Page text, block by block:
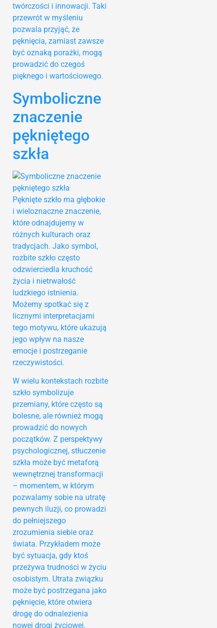
twórczości i innowacji. Taki
przewrót w myśleniu
pozwala przyjąć, że
pęknięcia, zamiast zawsze
być oznaką porażki, mogą
prowadzić do czegoś
pięknego i wartościowego.
Symboliczne
znaczenie
pękniętego
szkła
Pęknięte szkło ma głębokie
i wieloznaczne znaczenie,
które odnajdujemy w
różnych kulturach oraz
tradycjach. Jako symbol,
rozbite szkło często
odzwierciedla kruchość
życia i nietrwałość
ludzkiego istnienia.
Możemy spotkać się z
licznymi interpretacjami
tego motywu, które ukazują
jego wpływ na nasze
emocje i postrzeganie
rzeczywistości.
W wielu kontekstach rozbite
szkło symbolizuje
przemiany, które często są
bolesne, ale również mogą
prowadzić do nowych
początków. Z perspektywy
psychologicznej, stłuczenie
szkła może być metaforą
wewnętrznej transformacji
– momentem, w którym
pozwalamy sobie na utratę
pewnych iluzji, co prowadzi
do pełniejszego
zrozumienia siebie oraz
świata. Przykładem może
być sytuacja, gdy ktoś
przeżywa trudności w życiu
osobistym. Utrata związku
może być postrzegana jako
pęknięcie, które otwiera
drogę do odnalezienia
nowej drogi życiowej.